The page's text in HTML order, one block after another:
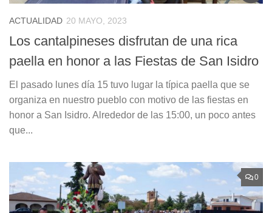
ACTUALIDAD 20 MAYO, 2023
Los cantalpineses disfrutan de una rica
paella en honor a las Fiestas de San Isidro
El pasado lunes día 15 tuvo lugar la típica paella que se
organiza en nuestro pueblo con motivo de las fiestas en
honor a San Isidro. Alrededor de las 15:00, un poco antes
que...
0